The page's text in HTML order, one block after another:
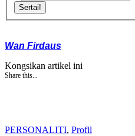
Sertai!
Wan Firdaus
Kongsikan artikel ini
Share this...
PERSONALITI, Profil